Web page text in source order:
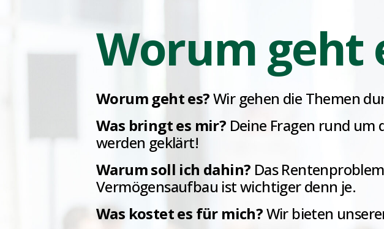
Worum geht
Worum geht es?Wir gehen die Themen
Was bringt es mir? Deine Fragen rund
werden geklärt!
Warum soll ich dahin? Das
Vermögensaufbau ist wichtiger denn je.
Was kostet es für mich?Wir bieten